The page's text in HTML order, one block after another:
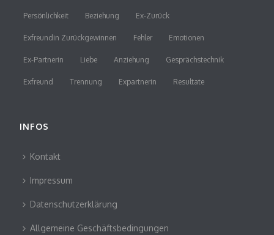
Persönlichkeit Beziehung Ex-Zurück
Exfreundin Zurückgewinnen Fehler Emotionen
Ex-Partnerin Liebe Anziehung Gesprächstechnik
Exfreund Trennung Expartnerin Resultate
INFOS
Kontakt
Impressum
Datenschutzerklärung
Allgemeine Geschäftsbedingungen